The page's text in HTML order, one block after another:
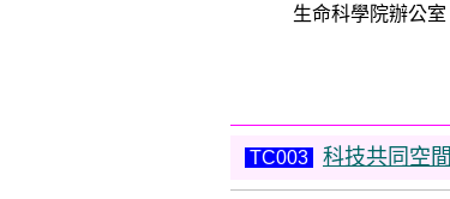
生命科學院辦公室
TC003 科技共同空